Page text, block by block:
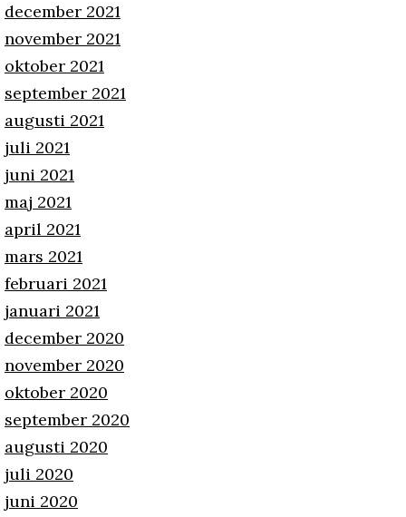
december 2021
november 2021
oktober 2021
september 2021
augusti 2021
juli 2021
juni 2021
maj 2021
april 2021
mars 2021
februari 2021
januari 2021
december 2020
november 2020
oktober 2020
september 2020
augusti 2020
juli 2020
juni 2020